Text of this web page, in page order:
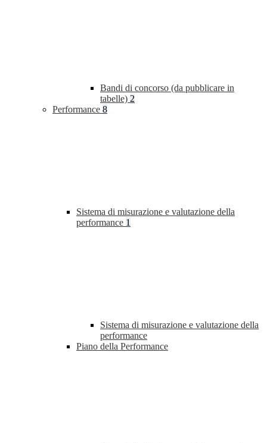
Bandi di concorso (da pubblicare in
tabelle) 2
Performance 8
Sistema di misurazione e valutazione della
performance 1
Sistema di misurazione e valutazione della
performance
Piano della Performance